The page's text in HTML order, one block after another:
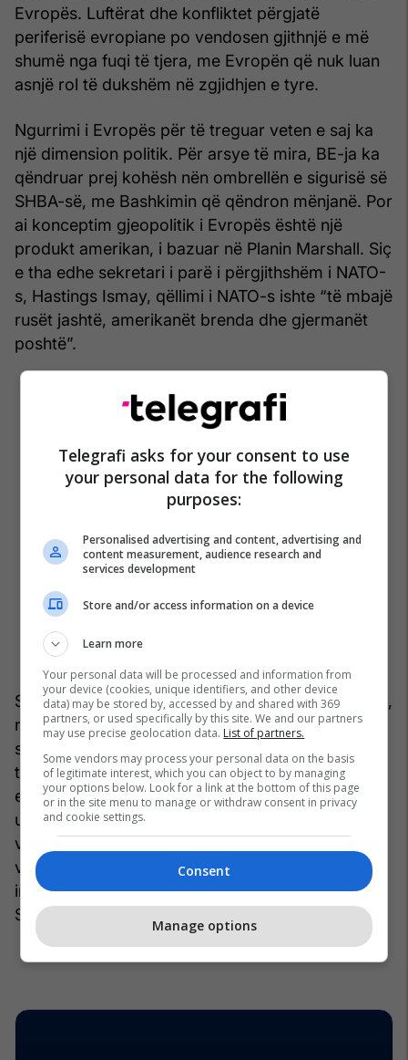
Evropës. Luftërat dhe konfliktet përgjatë
periferisë evropiane po vendosen gjithnjë e më
shumë nga fuqi të tjera, me Evropën që nuk luan
asnjë rol të dukshëm në zgjidhjen e tyre.
Ngurrimi i Evropës për të treguar veten e saj ka
një dimension politik. Për arsye të mira, BE-ja ka
qëndruar prej kohësh nën ombrellën e sigurisë së
SHBA-së, me Bashkimin që qëndron mënjanë. Por
ai konceptim gjeopolitik i Evropës është një
produkt amerikan, i bazuar në Planin Marshall. Siç
e tha edhe sekretari i parë i përgjithshëm i NATO-
s, Hastings Ismay, qëllimi i NATO-s ishte “të mbajë
rusët jashtë, amerikanët brenda dhe gjermanët
poshtë”.
Shumë gjëra kanë ndryshuar që nga vitet ’50. Sot,
ne evropianët po fillojmë gradualisht të kuptojmë
se duhet të përshtatemi me realitetet gjeopolitike
të shekullit XXI. Epoka e Atlantikut po i hap rrugë
epokës së Paqësorit. Evropianët nuk duhet të
ushqejnë iluzione se gjërat do të përmirësohen
vetë. Tani është koha të gjejmë kurajën dhe
vullnetin për të marrë përsipër përgjegjësinë për
interesat tona strategjike. /Burimi: Project
Syndicate/Në shqip nga: Reporter.al/
Telegrafi asks for your consent to use
your personal data for the following
purposes:
Personalised advertising and content, advertising and
content measurement, audience research and
services development
Store and/or access information on a device
Learn more
Your personal data will be processed and information from
your device (cookies, unique identifiers, and other device
data) may be stored by, accessed by and shared with 369
partners, or used specifically by this site. We and our partners
may use precise geolocation data. List of partners.
Some vendors may process your personal data on the basis
of legitimate interest, which you can object to by managing
your options below. Look for a link at the bottom of this page
or in the site menu to manage or withdraw consent in privacy
and cookie settings.
Consent
Manage options